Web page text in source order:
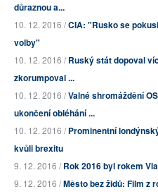
důraznou a...
10. 12. 2016 /CIA: "Rusko se
volby"
10. 12. 2016 /Ruský stát dopoval
zkorumpoval ...
10. 12. 2016 /Valné shromáždění
ukončení obléhání ...
10. 12. 2016 /Prominentní
kvůli brexitu
9. 12. 2016 /Rok 2016 byl rokem
9. 12. 2016 /Město bez židů: Film z